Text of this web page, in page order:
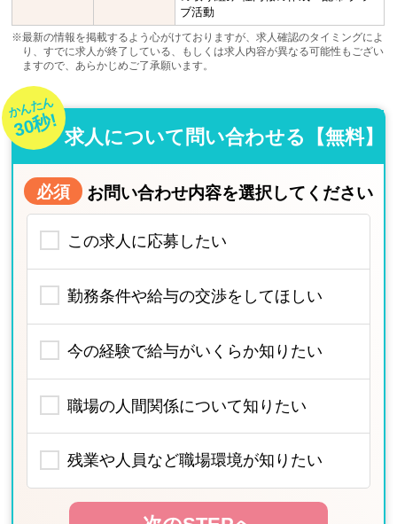
ブ活動
※最新の情報を掲載するよう心がけておりますが、求人確認のタイミングによ
り、すでに求人が終了している、もしくは求人内容が異なる可能性もござい
ますので、あらかじめご了承願います。
かんたん
30秒! 求人について問い合わせる【無料】
必須 お問い合わせ内容を選択してください
この求人に応募したい
勤務条件や給与の交渉をしてほしい
今の経験で給与がいくらか知りたい
職場の人間関係について知りたい
残業や人員など職場環境が知りたい